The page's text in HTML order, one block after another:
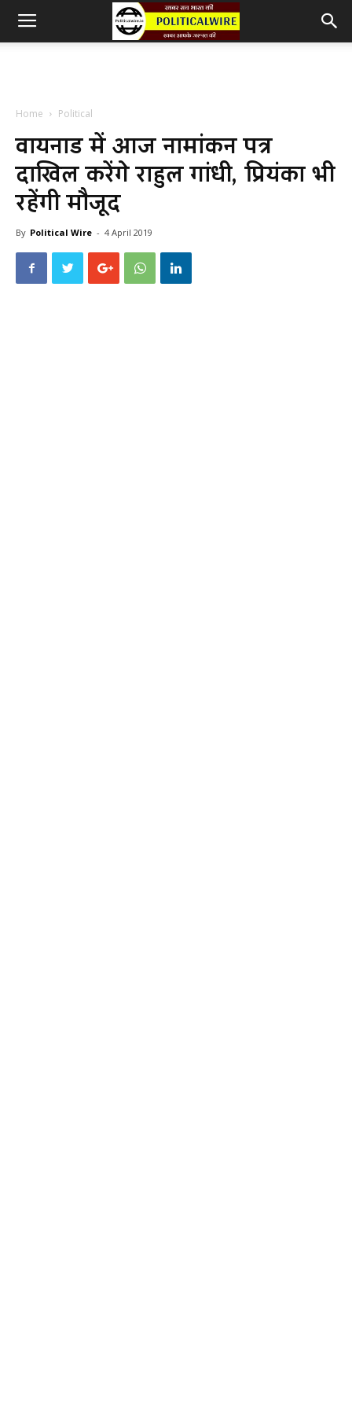
Home Political
वायनाड में आज नामांकन पत्र
दाखिल करेंगे राहुल गांधी, प्रियंका भी
रहेंगी मौजूद
By Political Wire - 4 April 2019